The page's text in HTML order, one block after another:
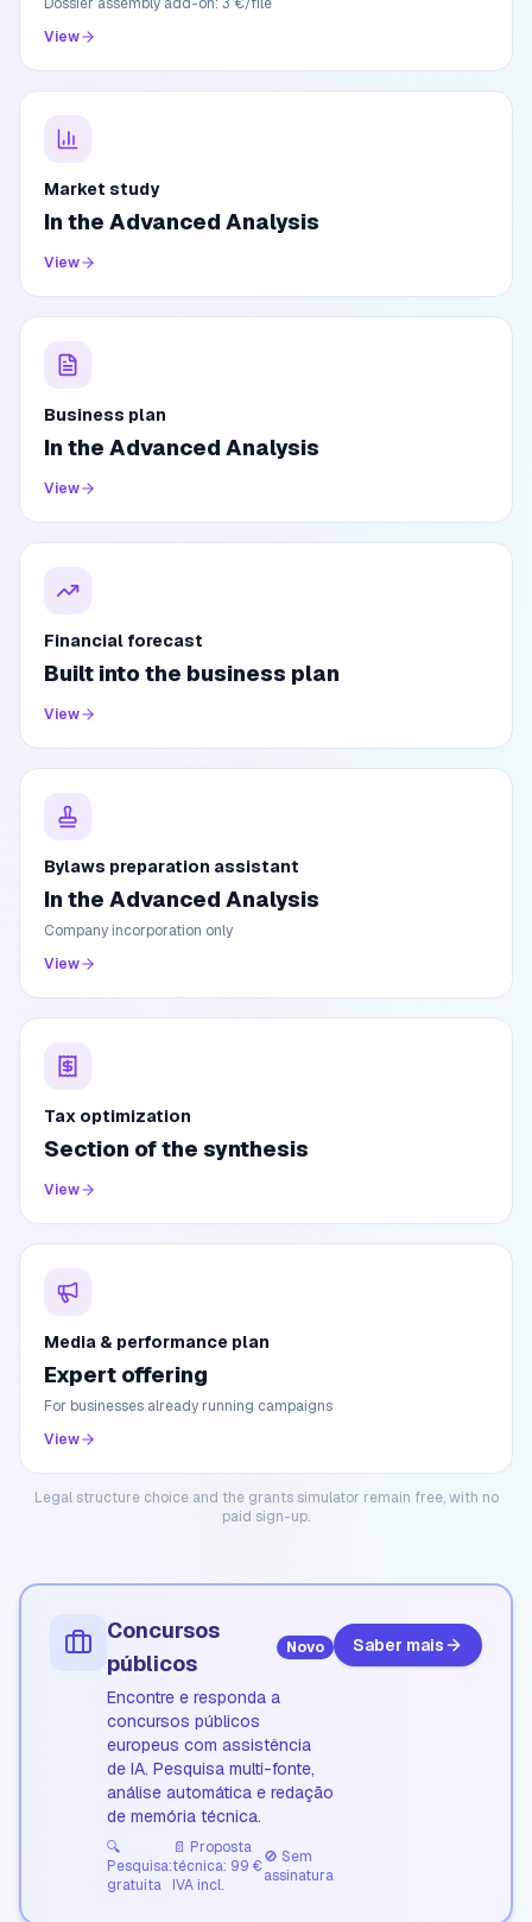
View
Market study
In the Advanced Analysis
View
Business plan
In the Advanced Analysis
View
Financial forecast
Built into the business plan
View
Bylaws preparation assistant
In the Advanced Analysis
Company incorporation only
View
Tax optimization
Section of the synthesis
View
Media & performance plan
Expert offering
For businesses already running campaigns
View
Legal structure choice and the grants simulator remain free, with no
paid sign-up.
Concursos
públicos
Novo
Encontre e responda a
concursos públicos
europeus com assistência
de IA. Pesquisa multi-fonte,
análise automática e redação
de memória técnica.
🔍
Pesquisa:
gratuita
📄 Proposta
técnica: 99 €
IVA incl.
🚫 Sem
assinatura
Saber mais